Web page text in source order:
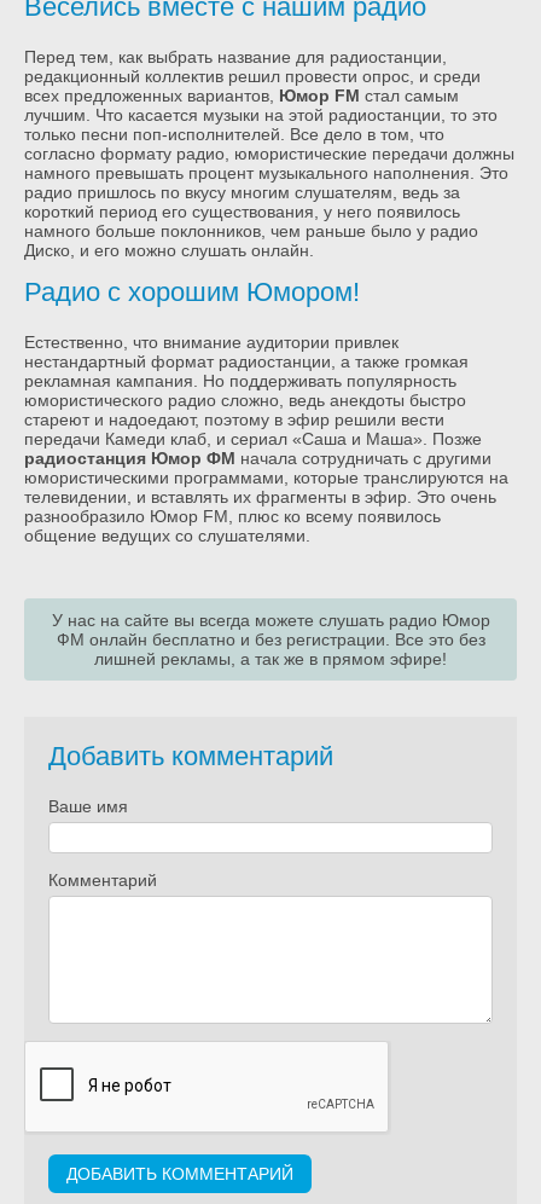
Веселись вместе с нашим радио
Перед тем, как выбрать название для радиостанции,
редакционный коллектив решил провести опрос, и среди
всех предложенных вариантов, Юмор FM стал самым
лучшим. Что касается музыки на этой радиостанции, то это
только песни поп-исполнителей. Все дело в том, что
согласно формату радио, юмористические передачи должны
намного превышать процент музыкального наполнения. Это
радио пришлось по вкусу многим слушателям, ведь за
короткий период его существования, у него появилось
намного больше поклонников, чем раньше было у радио
Диско, и его можно слушать онлайн.
Радио с хорошим Юмором!
Естественно, что внимание аудитории привлек
нестандартный формат радиостанции, а также громкая
рекламная кампания. Но поддерживать популярность
юмористического радио сложно, ведь анекдоты быстро
стареют и надоедают, поэтому в эфир решили вести
передачи Камеди клаб, и сериал «Саша и Маша». Позже
радиостанция Юмор ФМ начала сотрудничать с другими
юмористическими программами, которые транслируются на
телевидении, и вставлять их фрагменты в эфир. Это очень
разнообразило Юмор FM, плюс ко всему появилось
общение ведущих со слушателями.
У нас на сайте вы всегда можете слушать радио Юмор
ФМ онлайн бесплатно и без регистрации. Все это без
лишней рекламы, а так же в прямом эфире!
Добавить комментарий
Ваше имя
Комментарий